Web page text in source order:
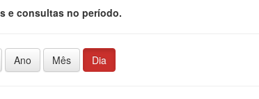
e consultas no período.
Ano Mês Dia